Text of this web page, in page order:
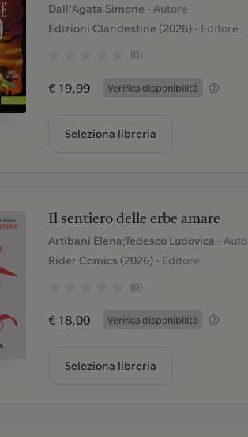
Dall'Agata Simone - Autore
Edizioni Clandestine (2026)- Editore
(0)
€ 19,99 Verifica disponibilità
Seleziona libreria
Il sentiero delle erbe amare
Artibani Elena;Tedesco Ludovica -
Rider Comics (2026)- Editore
(0)
€ 18,00 Verifica disponibilità
Seleziona libreria